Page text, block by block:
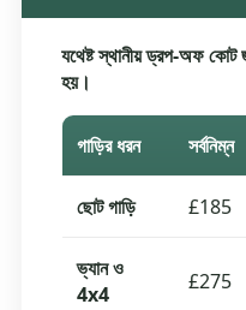
যথেষ্ট স্থানীয় ড্রপ-অফ কোট
হয়।
গাড়ির ধরন সর্বনিম্ন
ছোট গাড়ি £185
ভ্যান ও
4x4
£275